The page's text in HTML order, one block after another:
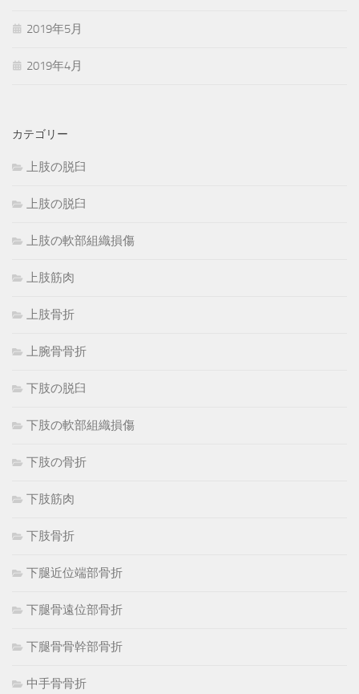
2019年5月
2019年4月
カテゴリー
上肢の脱臼
上肢の脱臼
上肢の軟部組織損傷
上肢筋肉
上肢骨折
上腕骨骨折
下肢の脱臼
下肢の軟部組織損傷
下肢の骨折
下肢筋肉
下肢骨折
下腿近位端部骨折
下腿骨遠位部骨折
下腿骨骨幹部骨折
中手骨骨折